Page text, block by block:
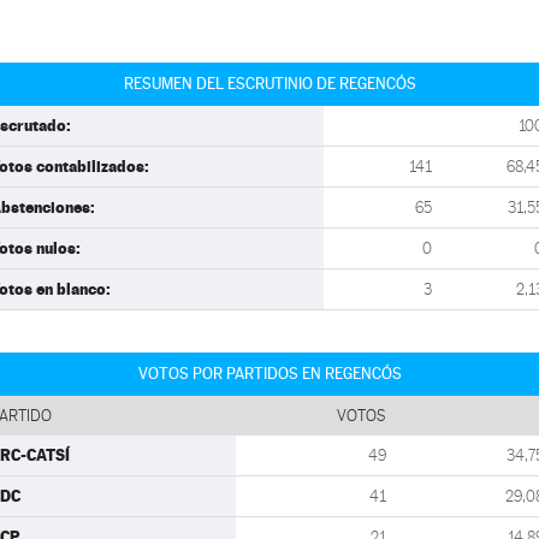
RESUMEN DEL ESCRUTINIO DE REGENCÓS
contabilizados: 141
65
nulos: 0
en blanco: 3
VOTOS POR PARTIDOS EN REGENCÓS
VOTOS
CATSÍ 49
41